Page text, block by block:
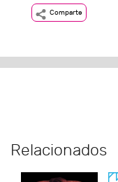
Comparte
Relacionados